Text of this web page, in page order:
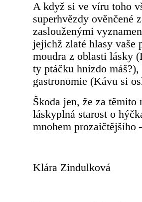
A když si ve víru toho
superhvězdy ověnčené
zaslouženými
jejichž zlaté hlasy vaše
moudra z oblasti lásky
ty ptáčku hnízdo
gastronomie (Kávu si
Škoda jen, že za těmito
láskyplná starost o
mnohem
Klára Zindulková